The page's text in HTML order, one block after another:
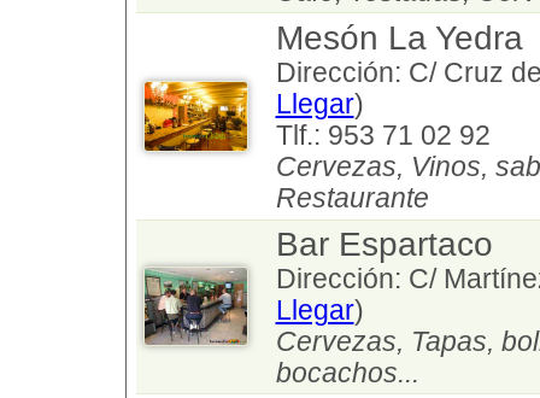
Mesón La Yedra
Dirección: C/ Cruz
Llegar)
Tlf.: 953 71 02 92
Cervezas, Vinos,
Restaurante
Bar Espartaco
Dirección: C/
Llegar)
Cervezas, Tapas,
bocachos...